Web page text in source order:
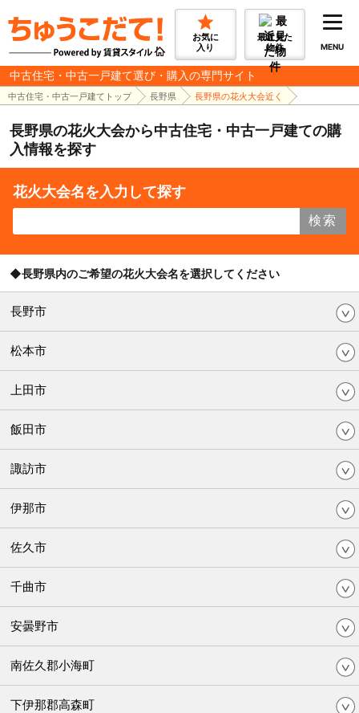
お気に
入り
最近見た
物件
MENU
中古住宅・中古一戸建て選び・購入の専門サイト
中古住宅・中古一戸建てトップ 長野県 長野県の花火大会近く
長野県の花火大会から中古住宅・中古一戸建ての購
入情報を探す
花火大会名を入力して探す
検索
◆長野県内のご希望の花火大会名を選択してください
長野市
松本市
上田市
飯田市
諏訪市
伊那市
佐久市
千曲市
安曇野市
南佐久郡小海町
下伊那郡高森町